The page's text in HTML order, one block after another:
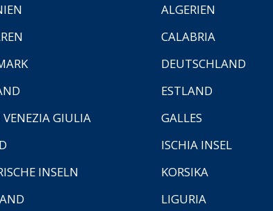
ALGERIEN
CALABRIA
DEUTSCHLAND
ESTLAND
VENEZIA GIULIA GALLES
ISCHIA INSEL
INSELN KORSIKA
LIGURIA